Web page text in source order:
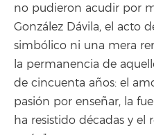
no pudieron acudir por
González Dávila, el acto
simbólico ni una mera
la permanencia de
de cincuenta años: el
pasión por enseñar, la
ha resistido décadas y el